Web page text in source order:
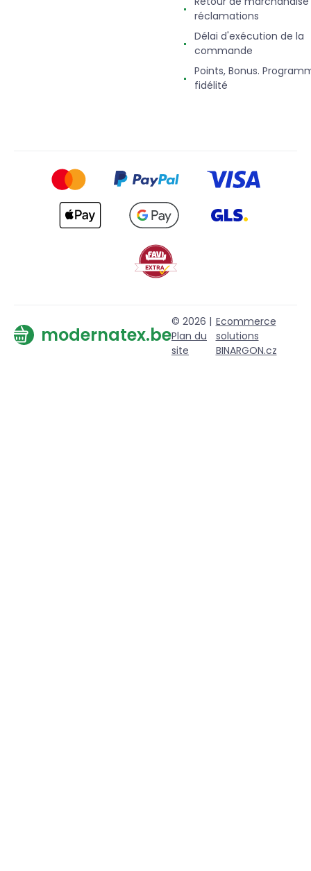
réclamations
Délai d'exécution de la
commande
Points, Bonus.
fidélité
modernatex.be
© 2026 |
Plan du
site
Ecommerce
solutions
BINARGON.cz